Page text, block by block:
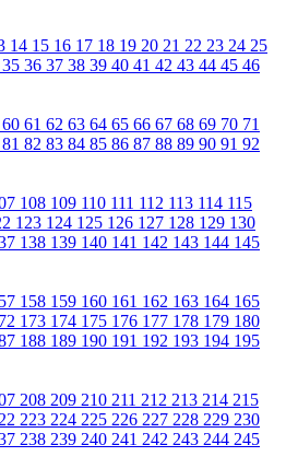
14 15 16 17 18 19 20 21 22 23 24 25
35 36 37 38 39 40 41 42 43 44 45 46
60 61 62 63 64 65 66 67 68 69 70 71
81 82 83 84 85 86 87 88 89 90 91 92
108 109 110 111 112 113 114 115
123 124 125 126 127 128 129 130
138 139 140 141 142 143 144 145
158 159 160 161 162 163 164 165
173 174 175 176 177 178 179 180
188 189 190 191 192 193 194 195
208 209 210 211 212 213 214 215
223 224 225 226 227 228 229 230
238 239 240 241 242 243 244 245